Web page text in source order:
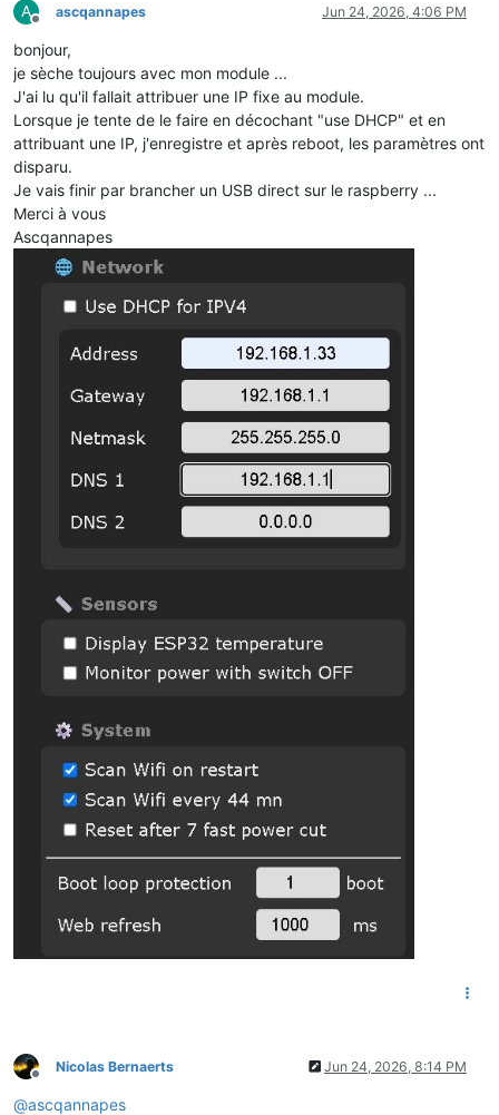
A
Offline
ascqannapes Jun 24, 2026, 4:06 PM
bonjour,
je sèche toujours avec mon module ...
J'ai lu qu'il fallait attribuer une IP fixe au module.
Lorsque je tente de le faire en décochant "use DHCP" et en
attribuant une IP, j'enregistre et après reboot, les paramètres ont
disparu.
Je vais finir par brancher un USB direct sur le raspberry ...
Merci à vous
Ascqannapes
Offline
Nicolas Bernaerts Jun 24, 2026, 8:14 PM
@ascqannapes